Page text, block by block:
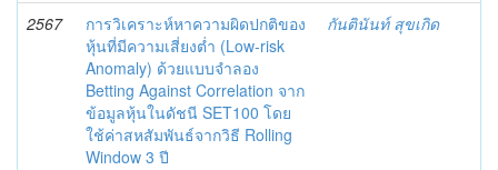
2567
การวิเคราะห์หาความผิดปกติของ
หุ้นที่มีความเสี่ยงต่ำ (Low-risk
Anomaly) ด้วยแบบจำลอง
Betting Against Correlation จาก
ข้อมูลหุ้นในดัชนี SET100 โดย
ใช้ค่าสหสัมพันธ์จากวิธี Rolling
Window 3 ปี
กันตินันท์ สุขเกิด